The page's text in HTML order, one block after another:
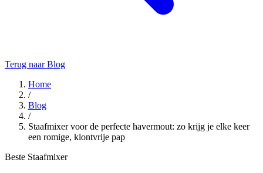
Terug naar Blog
Home
/
Blog
/
Staafmixer voor de perfecte havermout: zo krijg je elke keer
een romige, klontvrije pap
Beste Staafmixer